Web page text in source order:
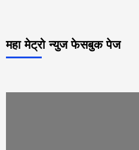
महा मेट्रो न्युज फेसबुक पेज